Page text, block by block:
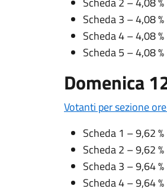
Scheda 3 – 4,08 %
Scheda 4 – 4,08 %
Scheda 5 – 4,08 %
Domenica
Votanti per sezione
Scheda 1 – 9,62 %
Scheda 2 – 9,62 %
Scheda 3 – 9,64 %
Scheda 4 – 9,64 %